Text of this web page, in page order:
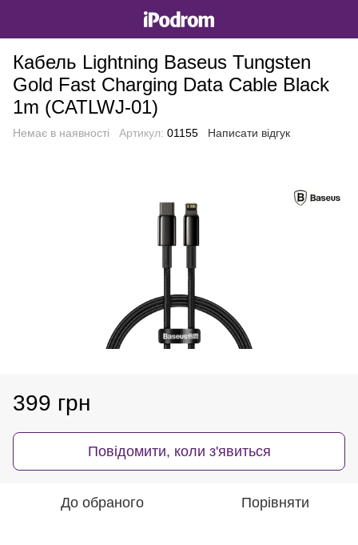
Кабель Lightning Baseus Tungsten
Gold Fast Charging Data Cable Black
1m (CATLWJ-01)
Немає в наявності Артикул: 01155 Написати відгук
399 грн
Повідомити, коли з'явиться
До обраного Порівняти